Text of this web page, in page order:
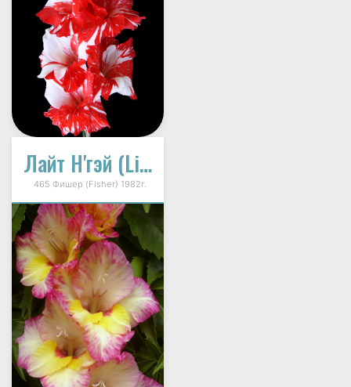
Лайт Н'гэй (Light N'gay)
465 Фишер (Fisher) 1982г.